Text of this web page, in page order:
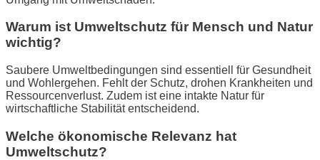
Warum ist Umweltschutz für Mensch und Natur
wichtig?
Saubere Umweltbedingungen sind essentiell für Gesundheit
und Wohlergehen. Fehlt der Schutz, drohen Krankheiten und
Ressourcenverlust. Zudem ist eine intakte Natur für
wirtschaftliche Stabilität entscheidend.
Welche ökonomische Relevanz hat
Umweltschutz?